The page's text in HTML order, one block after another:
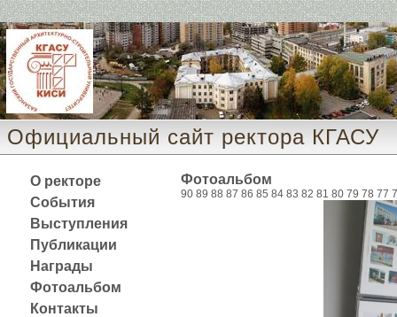
Официальный сайт ректора КГАСУ
О ректоре
События
Выступления
Публикации
Награды
Фотоальбом
Контакты
Фотоальбом
90 89 88 87 86 85 84 83 82 81 80 79 78 77